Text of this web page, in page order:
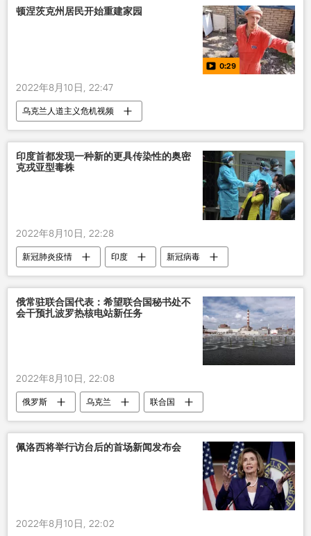
顿涅茨克州居民开始重建家园
0:29
2022年8月10日, 22:47
乌克兰人道主义危机视频
印度首都发现一种新的更具传染性的奥密
克戎亚型毒株
2022年8月10日, 22:28
新冠肺炎疫情 印度
新冠病毒
国际
疫情
俄常驻联合国代表：希望联合国秘书处不
会干预扎波罗热核电站新任务
2022年8月10日, 22:08
俄罗斯 乌克兰
联合国
核电站
佩洛西将举行访台后的首场新闻发布会
2022年8月10日, 22:02